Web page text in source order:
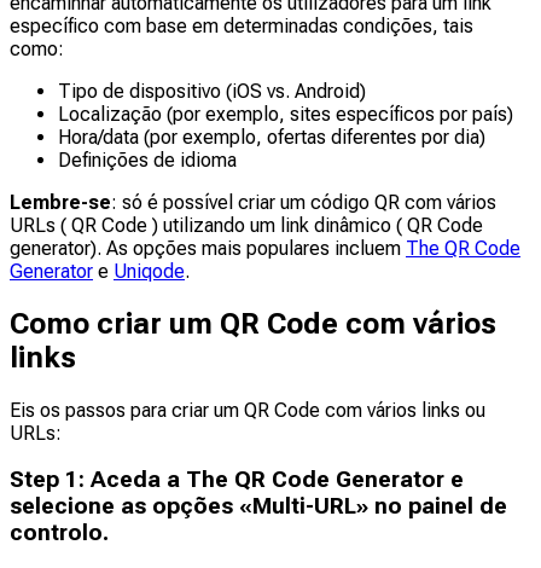
específico com base em determinadas condições, tais
como:
Tipo de dispositivo (iOS vs. Android)
Localização (por exemplo, sites específicos por país)
Hora/data (por exemplo, ofertas diferentes por dia)
Definições de idioma
Lembre-se: só é possível criar um código QR com vários
URLs ( QR Code ) utilizando um link dinâmico ( QR Code
generator). As opções mais populares incluem The QR Code
Generator e Uniqode.
Como criar um QR Code com vários
links
Eis os passos para criar um QR Code com vários links ou
URLs:
Step 1 : Aceda a The QR Code Generator e
selecione as opções «Multi-URL» no painel de
controlo.